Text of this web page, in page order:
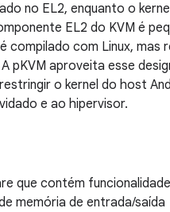
no EL2, enquanto o
EL2 do KVM é
compilado com Linux, mas
A pKVM aproveita esse
o kernel do host
e ao hipervisor.
que contém
memória de entrada/saída